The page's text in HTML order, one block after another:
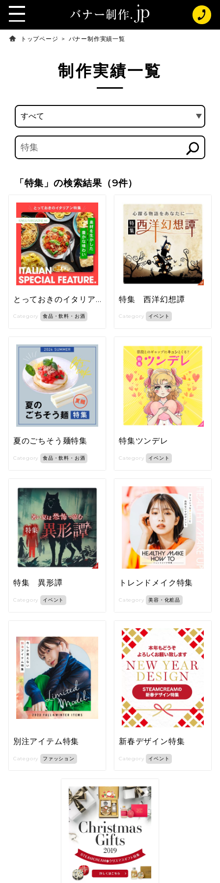
t
o
g
i
a
t
o
トップページ バナー制作実績一覧
制作実績一覧
「特集」の検索結果（9件）
とっておきのイタリアン特集
Category 食品・飲料・お酒
特集 西洋幻想譚
Category イベント
夏のごちそう麺特集
Category 食品・飲料・お酒
特集ツンデレ
Category イベント
特集 異形譚
Category イベント
トレンドメイク特集
Category 美容・化粧品
別注アイテム特集
Category ファッション
新春デザイン特集
Category イベント